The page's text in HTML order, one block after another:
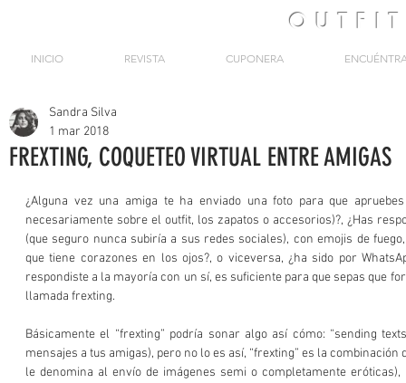
OUTFIT
INICIO REVISTA CUPONERA
FREXTING, COQUETEO VIRTUAL ENTRE AMIGAS
Sandra Silva
1 mar 2018
¿Alguna vez una amiga te ha enviado una foto para que
necesariamente sobre el outfit, los zapatos o accesorios)?, ¿Has
(que seguro nunca subiría a sus redes sociales), con emojis de
que tiene corazones en los ojos?, o viceversa, ¿ha sido por
respondiste a la mayoría con un sí, es suficiente para que sepas que
llamada frexting.
Básicamente el “frexting” podría sonar algo así cómo: “sending
mensajes a tus amigas), pero no lo es así, “frexting” es la combinación
le denomina al envío de imágenes semi o completamente